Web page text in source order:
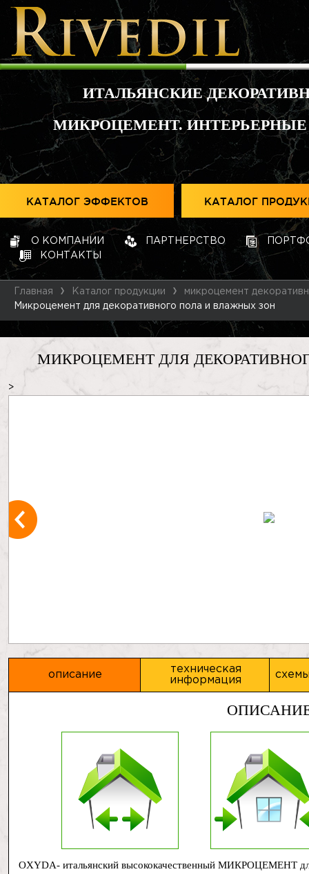
ИТАЛЬЯНСКИЕ
МИКРОЦЕМЕНТ.
КАТАЛОГ ЭФФЕКТОВ КАТАЛОГ
О КОМПАНИИ ПАРТНЕРСТВО
КОНТАКТЫ
Главная Каталог продукции
микроцемент
Микроцемент для декоративного пола и влажных зон
МИКРОЦЕМЕНТ ДЛЯ
>
описание
техническая
информация
OXYDA- итальянский высококачественный МИКРОЦЕМЕНТ